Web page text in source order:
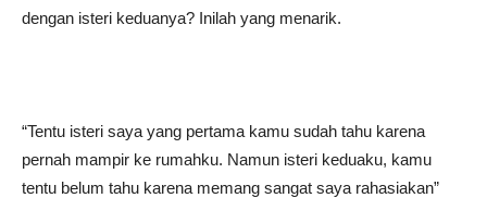
dengan isteri keduanya? Inilah yang menarik.
“Tentu isteri saya yang pertama kamu sudah tahu karena
pernah mampir ke rumahku. Namun isteri keduaku, kamu
tentu belum tahu karena memang sangat saya rahasiakan”